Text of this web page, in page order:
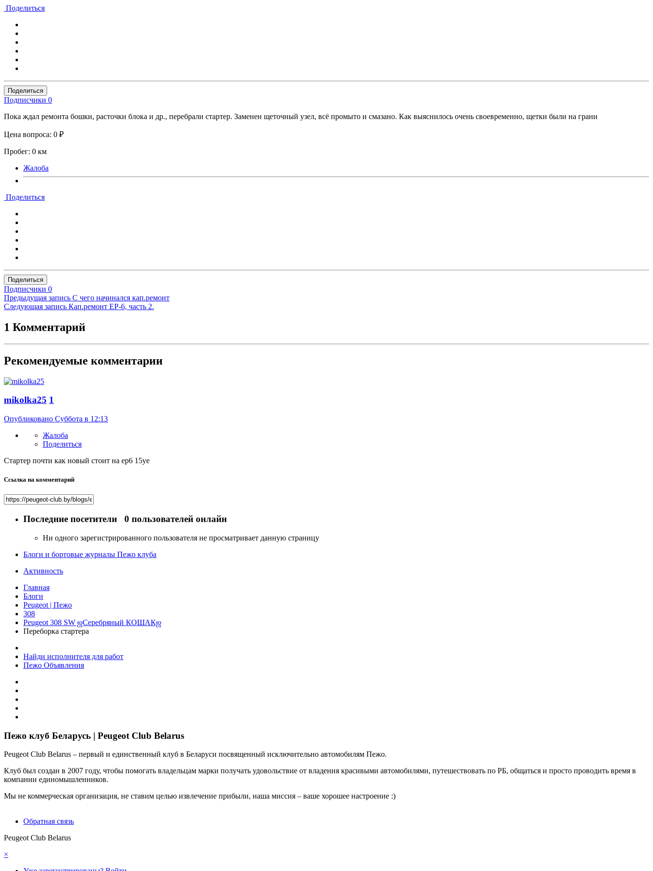
Поделиться
Поделиться
Подписчики 0
Пока ждал ремонта бошки, расточки блока и др., перебрали стартер. Заменен щеточный узел, всё промыто и смазано. Как выяснилось очень своевременно, щетки были на грани
Цена вопроса: 0 ₽
Пробег: 0 км
Жалоба
Поделиться
Поделиться
Подписчики 0
Предыдущая запись С чего начинался кап.ремонт
Следующая запись Кап.ремонт EP-6, часть 2.
1 Комментарий
Рекомендуемые комментарии
mikolka25 1
Опубликовано Суббота в 12:13
Жалоба
Поделиться
Стартер почти как новый стоит на ер6 15уе
Ссылка на комментарий
Последние посетители 0 пользователей онлайн
Ни одного зарегистрированного пользователя не просматривает данную страницу
Блоги и бортовые журналы Пежо клуба
Активность
Главная
Блоги
Peugeot | Пежо
308
Peugeot 308 SW ஜСеребряный КОШАКஜ
Переборка стартера
Найди исполнителя для работ
Пежо Объявления
Пежо клуб Беларусь | Peugeot Club Belarus
Peugeot Club Belarus – первый и единственный клуб в Беларуси посвященный исключительно автомобилям Пежо.
Клуб был создан в 2007 году, чтобы помогать владельцам марки получать удовольствие от владения красивыми автомобилями, путешествовать по РБ, общаться и просто проводить время в
компании единомышленников.
Мы не коммерческая организация, не ставим целью извлечение прибыли, наша миссия – ваше хорошее настроение :)
Обратная связь
Peugeot Club Belarus
×